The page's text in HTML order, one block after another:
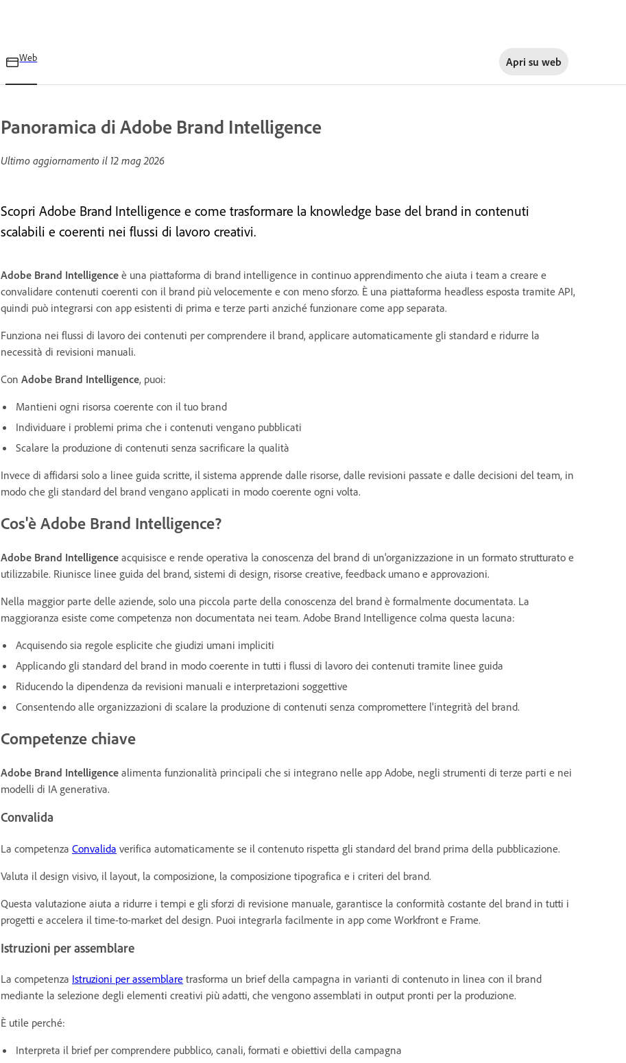
Web Apri su web
Panoramica di Adobe Brand Intelligence
Ultimo aggiornamento il 12 mag 2026
Scopri Adobe Brand Intelligence e come trasformare la knowledge base del brand in contenuti
scalabili e coerenti nei flussi di lavoro creativi.
Adobe Brand Intelligence è una piattaforma di brand intelligence in continuo apprendimento che aiuta i team a creare e
convalidare contenuti coerenti con il brand più velocemente e con meno sforzo. È una piattaforma headless esposta tramite API,
quindi può integrarsi con app esistenti di prima e terze parti anziché funzionare come app separata.
Funziona nei flussi di lavoro dei contenuti per comprendere il brand, applicare automaticamente gli standard e ridurre la
necessità di revisioni manuali.
Con Adobe Brand Intelligence, puoi:
Mantieni ogni risorsa coerente con il tuo brand
Individuare i problemi prima che i contenuti vengano pubblicati
Scalare la produzione di contenuti senza sacrificare la qualità
Invece di affidarsi solo a linee guida scritte, il sistema apprende dalle risorse, dalle revisioni passate e dalle decisioni del team, in
modo che gli standard del brand vengano applicati in modo coerente ogni volta.
Cos'è Adobe Brand Intelligence?
Adobe Brand Intelligence acquisisce e rende operativa la conoscenza del brand di un'organizzazione in un formato strutturato e
utilizzabile. Riunisce linee guida del brand, sistemi di design, risorse creative, feedback umano e approvazioni.
Nella maggior parte delle aziende, solo una piccola parte della conoscenza del brand è formalmente documentata. La
maggioranza esiste come competenza non documentata nei team. Adobe Brand Intelligence colma questa lacuna:
Acquisendo sia regole esplicite che giudizi umani impliciti
Applicando gli standard del brand in modo coerente in tutti i flussi di lavoro dei contenuti tramite linee guida
Riducendo la dipendenza da revisioni manuali e interpretazioni soggettive
Consentendo alle organizzazioni di scalare la produzione di contenuti senza compromettere l'integrità del brand.
Competenze chiave
Adobe Brand Intelligence alimenta funzionalità principali che si integrano nelle app Adobe, negli strumenti di terze parti e nei
modelli di IA generativa.
Convalida
La competenza Convalida verifica automaticamente se il contenuto rispetta gli standard del brand prima della pubblicazione.
Valuta il design visivo, il layout, la composizione, la composizione tipografica e i criteri del brand.
Questa valutazione aiuta a ridurre i tempi e gli sforzi di revisione manuale, garantisce la conformità costante del brand in tutti i
progetti e accelera il time-to-market del design. Puoi integrarla facilmente in app come Workfront e Frame.
Istruzioni per assemblare
La competenza Istruzioni per assemblare trasforma un brief della campagna in varianti di contenuto in linea con il brand
mediante la selezione degli elementi creativi più adatti, che vengono assemblati in output pronti per la produzione.
È utile perché:
Interpreta il brief per comprendere pubblico, canali, formati e obiettivi della campagna